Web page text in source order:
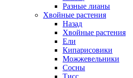
Разные лианы
Хвойные растения
Назад
Хвойные растения
Ели
Кипарисовики
Можжевельники
Сосны
Тисс